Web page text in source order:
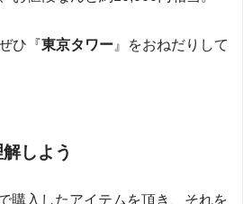
ひ『東京タワー 』をおねだりして
しよう
購入したアイテムを頂き、それを